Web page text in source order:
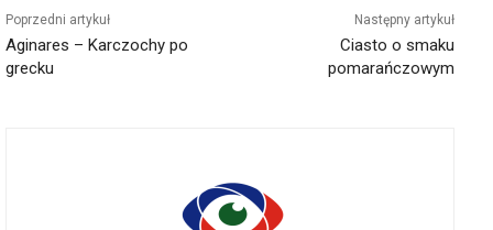
Poprzedni artykuł
Aginares – Karczochy po
grecku
Następny artykuł
Ciasto o smaku
pomarańczowym